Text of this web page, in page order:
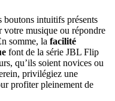
boutons intuitifs présents
votre musique ou répondre
somme, la facilité
font de la série JBL Flip
qu’ils soient novices ou
privilégiez une
profiter pleinement de